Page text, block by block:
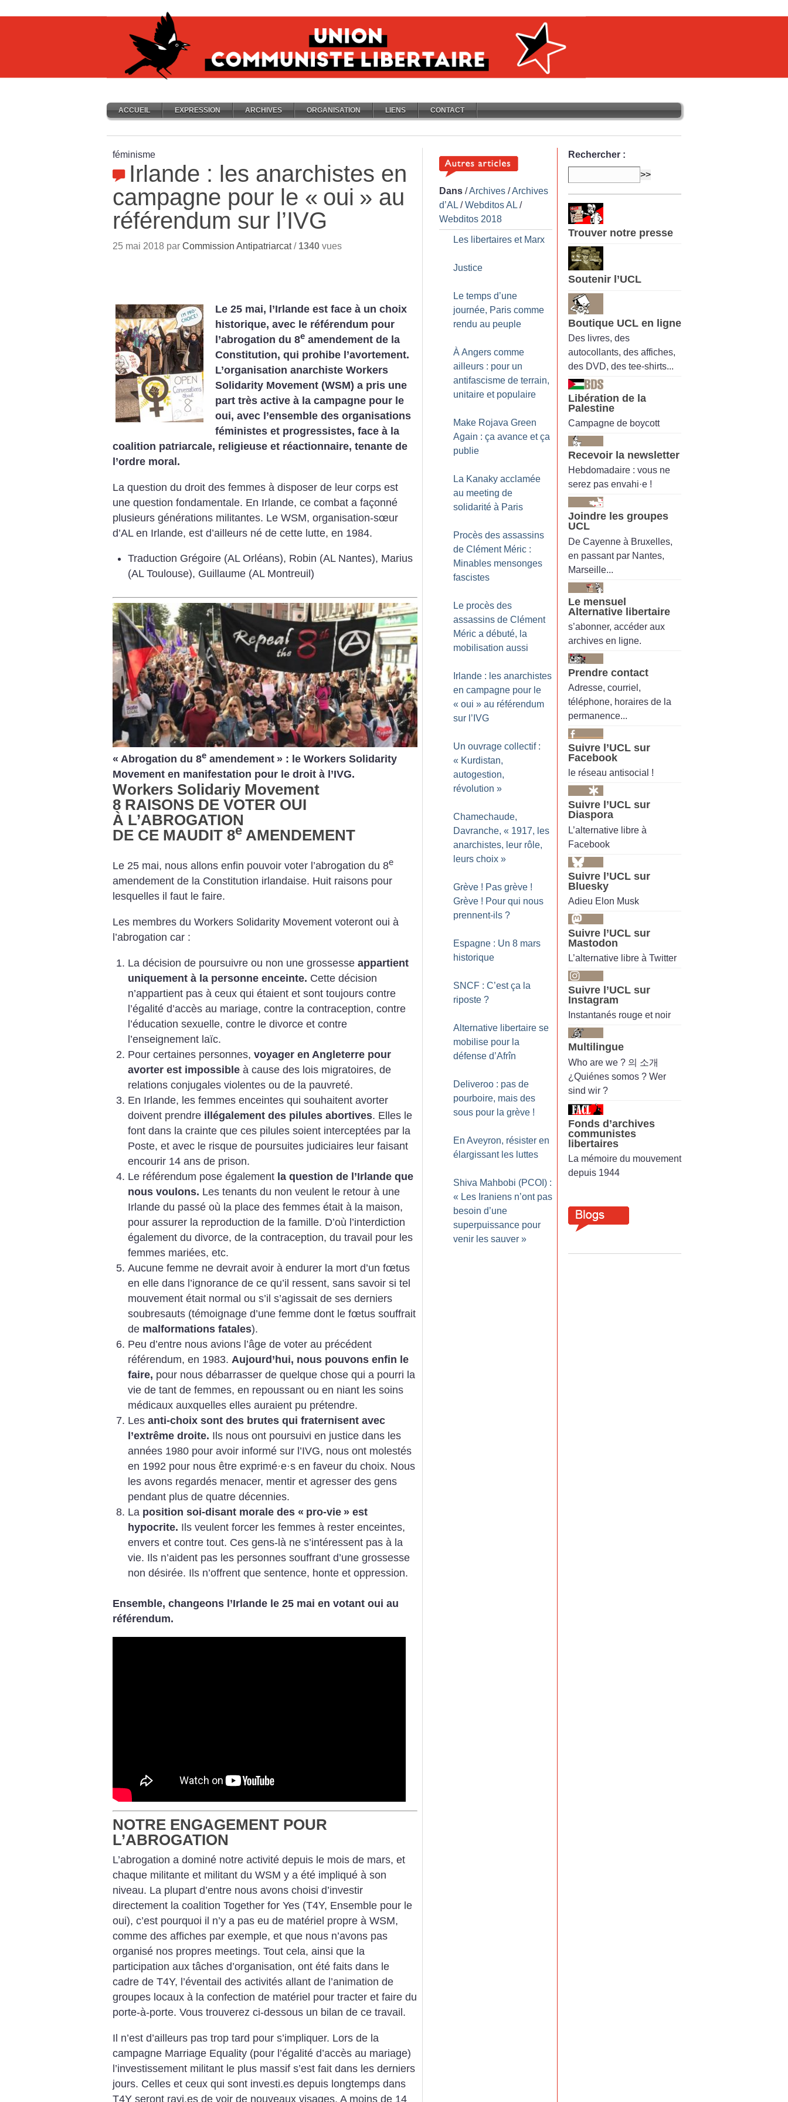
ACCUEIL EXPRESSION ARCHIVES ORGANISATION LIENS CONTACT
féminisme
Irlande : les anarchistes en
campagne pour le « oui » au
référendum sur l’IVG
25 mai 2018 par Commission Antipatriarcat/ 1340 vues
Le 25 mai, l’Irlande est face à un choix
historique, avec le référendum pour
l’abrogation du 8e amendement de la
Constitution, qui prohibe l’avortement.
L’organisation anarchiste Workers
Solidarity Movement (WSM) a pris une
part très active à la campagne pour le
oui, avec l’ensemble des organisations
féministes et progressistes, face à la
coalition patriarcale, religieuse et réactionnaire, tenante de
l’ordre moral.
La question du droit des femmes à disposer de leur corps est
une question fondamentale. En Irlande, ce combat a façonné
plusieurs générations militantes. Le WSM, organisation-sœur
d’AL en Irlande, est d’ailleurs né de cette lutte, en 1984.
Traduction Grégoire (AL Orléans), Robin (AL Nantes), Marius
(AL Toulouse), Guillaume (AL Montreuil)
« Abrogation du 8e amendement » : le Workers Solidarity
Movement en manifestation pour le droit à l’IVG.
Workers Solidariy Movement
8 RAISONS DE VOTER OUI
À L’ABROGATION
DE CE MAUDIT 8e AMENDEMENT
Le 25 mai, nous allons enfin pouvoir voter l’abrogation du 8e
amendement de la Constitution irlandaise. Huit raisons pour
lesquelles il faut le faire.
Les membres du Workers Solidarity Movement voteront oui à
l’abrogation car :
La décision de poursuivre ou non une grossesseappartient
uniquement à la personne enceinte. Cette décision
n’appartient pas à ceux qui étaient et sont toujours contre
l’égalité d’accès au mariage, contre la contraception, contre
l’éducation sexuelle, contre le divorce et contre
l’enseignement laïc.
Pour certaines personnes,voyager en Angleterre pour
avorter est impossible à cause des lois migratoires, de
relations conjugales violentes ou de la pauvreté.
En Irlande, les femmes enceintes qui souhaitent avorter
doivent prendre illégalement des pilules abortives. Elles le
font dans la crainte que ces pilules soient interceptées par la
Poste, et avec le risque de poursuites judiciaires leur faisant
encourir 14 ans de prison.
Le référendum pose également la question de l’Irlande que
nous voulons. Les tenants du non veulent le retour à une
Irlande du passé où la place des femmes était à la maison,
pour assurer la reproduction de la famille. D’où l’interdiction
également du divorce, de la contraception, du travail pour les
femmes mariées, etc.
Aucune femme ne devrait avoir à endurer la mort d’un fœtus
en elle dans l’ignorance de ce qu’il ressent, sans savoir si tel
mouvement était normal ou s’il s’agissait de ses derniers
soubresauts (témoignage d’une femme dont le fœtus souffrait
de malformations fatales).
Peu d’entre nous avions l’âge de voter au précédent
référendum, en 1983. Aujourd’hui, nous pouvons enfin le
faire, pour nous débarrasser de quelque chose qui a pourri la
vie de tant de femmes, en repoussant ou en niant les soins
médicaux auxquelles elles auraient pu prétendre.
Les anti-choix sont des brutes qui fraternisent avec
l’extrême droite. Ils nous ont poursuivi en justice dans les
années 1980 pour avoir informé sur l’IVG, nous ont molestés
en 1992 pour nous être exprimé·e·s en faveur du choix. Nous
les avons regardés menacer, mentir et agresser des gens
pendant plus de quatre décennies.
La position soi-disant morale des « pro-vie » est
hypocrite. Ils veulent forcer les femmes à rester enceintes,
envers et contre tout. Ces gens-là ne s’intéressent pas à la
vie. Ils n’aident pas les personnes souffrant d’une grossesse
non désirée. Ils n’offrent que sentence, honte et oppression.
Ensemble, changeons l’Irlande le 25 mai en votant oui au
référendum.
NOTRE ENGAGEMENT POUR
L’ABROGATION
L’abrogation a dominé notre activité depuis le mois de mars, et
chaque militante et militant du WSM y a été impliqué à son
niveau. La plupart d’entre nous avons choisi d’investir
directement la coalition Together for Yes (T4Y, Ensemble pour le
oui), c’est pourquoi il n’y a pas eu de matériel propre à WSM,
comme des affiches par exemple, et que nous n’avons pas
organisé nos propres meetings. Tout cela, ainsi que la
participation aux tâches d’organisation, ont été faits dans le
cadre de T4Y, l’éventail des activités allant de l’animation de
groupes locaux à la confection de matériel pour tracter et faire du
porte-à-porte. Vous trouverez ci-dessous un bilan de ce travail.
Il n’est d’ailleurs pas trop tard pour s’impliquer. Lors de la
campagne Marriage Equality (pour l’égalité d’accès au mariage)
l’investissement militant le plus massif s’est fait dans les derniers
jours. Celles et ceux qui sont investi.es depuis longtemps dans
T4Y seront ravi.es de voir de nouveaux visages. A moins de 14
Dans /Archives /Archives
d’AL /Webditos AL /
Webditos 2018
Les libertaires et Marx
Justice
Le temps d’une
journée, Paris comme
rendu au peuple
À Angers comme
ailleurs : pour un
antifascisme de terrain,
unitaire et populaire
Make Rojava Green
Again : ça avance et ça
publie
La Kanaky acclamée
au meeting de
solidarité à Paris
Procès des assassins
de Clément Méric :
Minables mensonges
fascistes
Le procès des
assassins de Clément
Méric a débuté, la
mobilisation aussi
Irlande : les anarchistes
en campagne pour le
« oui » au référendum
sur l’IVG
Un ouvrage collectif :
« Kurdistan,
autogestion,
révolution »
Chamechaude,
Davranche, « 1917, les
anarchistes, leur rôle,
leurs choix »
Grève ! Pas grève !
Grève ! Pour qui nous
prennent-ils ?
Espagne : Un 8 mars
historique
SNCF : C’est ça la
riposte ?
Alternative libertaire se
mobilise pour la
défense d’Afrîn
Deliveroo : pas de
pourboire, mais des
sous pour la grève !
En Aveyron, résister en
élargissant les luttes
Shiva Mahbobi (PCOI) :
« Les Iraniens n’ont pas
besoin d’une
superpuissance pour
venir les sauver »
Rechercher :
Trouver notre presse
Soutenir l’UCL
Boutique UCL en ligne
Des livres, des
autocollants, des affiches,
des DVD, des tee-shirts...
Libération de la
Palestine
Campagne de boycott
Recevoir la newsletter
Hebdomadaire : vous ne
serez pas envahi·e !
Joindre les groupes
UCL
De Cayenne à Bruxelles,
en passant par Nantes,
Marseille...
Le mensuel
Alternative libertaire
s’abonner, accéder aux
archives en ligne.
Prendre contact
Adresse, courriel,
téléphone, horaires de la
permanence...
Suivre l’UCL sur
Facebook
le réseau antisocial !
Suivre l’UCL sur
Diaspora
L’alternative libre à
Facebook
Suivre l’UCL sur
Bluesky
Adieu Elon Musk
Suivre l’UCL sur
Mastodon
L’alternative libre à Twitter
Suivre l’UCL sur
Instagram
Instantanés rouge et noir
Multilingue
Who are we ? 의 소개
¿Quiénes somos ? Wer
sind wir ?
Fonds d’archives
communistes
libertaires
La mémoire du mouvement
depuis 1944